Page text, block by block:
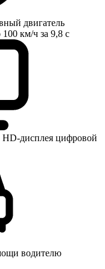
двигатель
км/ч за 9,8 с
HD-дисплея цифровой
водителю